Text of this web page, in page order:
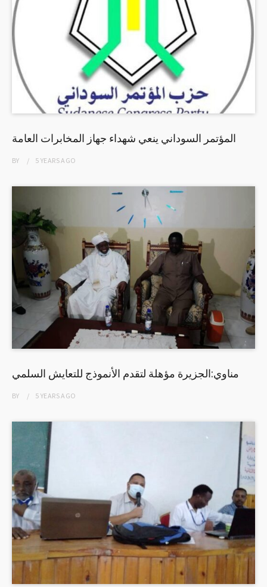
المؤتمر السوداني ينعي شهداء جهاز المخابرات العامة
BY 5 YEARSAGO
مناوي:الجزيرة مؤهلة لتقدم الأنموذج للتعايش السلمي
BY 5 YEARSAGO